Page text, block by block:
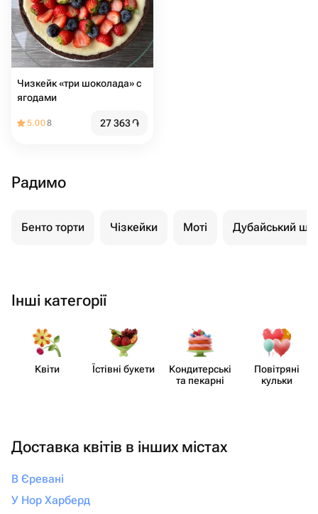
Чизкейк «три шоколада» с
ягодами
5.008 27 363֏
Радимо
Бенто торти Чізкейки Моті Дубайський
Інші категорії
Квіти Їстівні букети
Кондит​ерські
та пекарні
Повітряні
кульки
Доставка квітів в інших містах
В Єревані
У Нор Харберд